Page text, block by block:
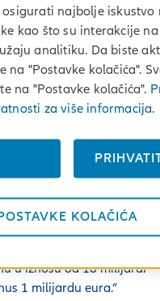
i Allianzova sposobnost
u rekordnoj operativnoj
rast u svim segmentima
vrijednost za sve
temelje za ostatak godine
u iznosu od 16 milijardi
1 milijardu eura.“
najbolje
kao što su interakcije
analitiku. Da biste
na "Postavke kolačića".
na "Postavke kolačića".
za više informacija.
KOLAČIĆA